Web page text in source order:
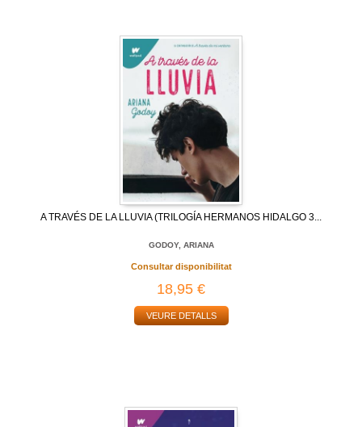
A TRAVÉS DE LA LLUVIA (TRILOGÍA HERMANOS HIDALGO 3...
GODOY, ARIANA
Consultar disponibilitat
18,95 €
VEURE DETALLS